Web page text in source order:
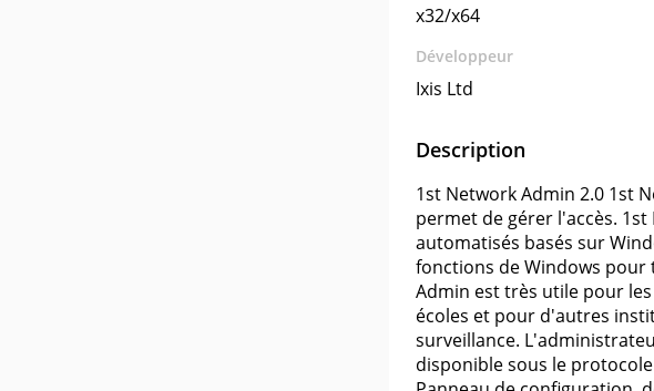
x32/x64
Développeur
Ixis Ltd
Description
1st Network Admin 2.0 1st
permet de gérer l'accès.
automatisés basés sur
fonctions de Windows pour
Admin est très utile pour
écoles et pour d'autres
surveillance.
disponible sous le